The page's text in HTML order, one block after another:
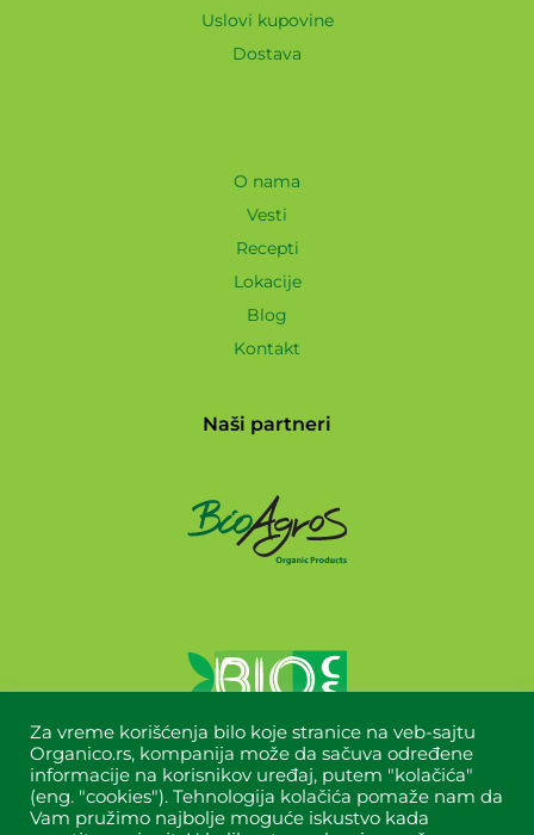
Uslovi kupovine
Dostava
O nama
Vesti
Recepti
Lokacije
Blog
Kontakt
Naši partneri
Za vreme korišćenja bilo koje stranice na veb-sajtu
Organico.rs, kompanija može da sačuva određene
informacije na korisnikov uređaj, putem "kolačića"
(eng. "cookies"). Tehnologija kolačića pomaže nam da
Vam pružimo najbolje moguće iskustvo kada